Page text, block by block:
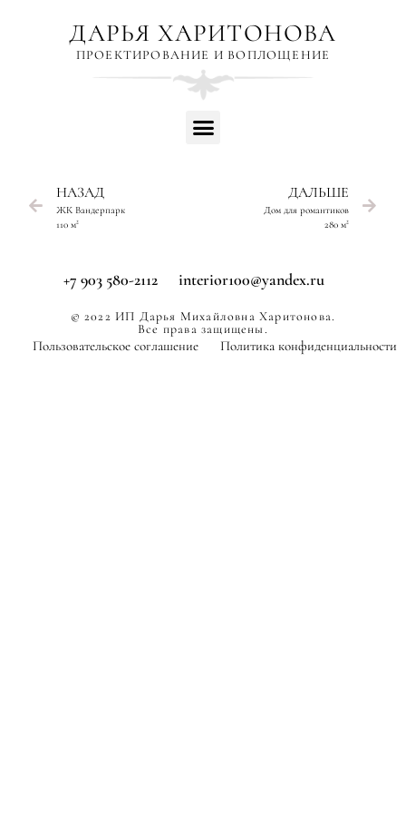
ДАРЬЯ ХАРИТОНОВА
ПРОЕКТИРОВАНИЕ И ВОПЛОЩЕНИЕ
НАЗАД
ЖК Вандерпарк
110 м²
ДАЛЬШЕ
Дом для романтиков
280 м²
+7 903 580-2112 interior100@yandex.ru
© 2022 ИП Дарья Михайловна Харитонова.
Все права защищены.
Пользовательское соглашение Политика конфиденциальности